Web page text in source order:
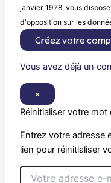
janvier 1978, vous
d'opposition sur les
Créez votre
Vous avez déjà un
×
Réinitialiser votre mot
Entrez votre adresse
lien pour réinitialiser